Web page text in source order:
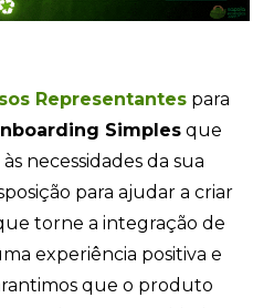
Representantes para
Simples que
necessidades da sua
para ajudar a criar
torne a integração de
experiência positiva e
que o produto